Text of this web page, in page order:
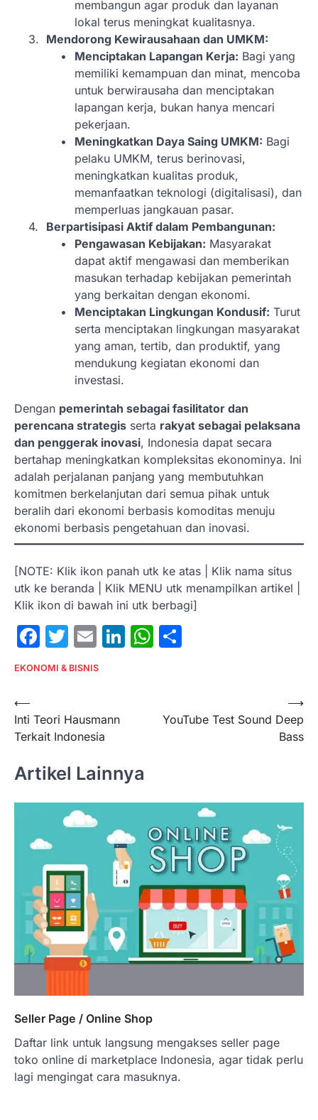
membangun agar produk dan layanan
lokal terus meningkat kualitasnya.
Mendorong Kewirausahaan dan UMKM:
Menciptakan Lapangan Kerja: Bagi yang
memiliki kemampuan dan minat, mencoba
untuk berwirausaha dan menciptakan
lapangan kerja, bukan hanya mencari
pekerjaan.
Meningkatkan Daya Saing UMKM: Bagi
pelaku UMKM, terus berinovasi,
meningkatkan kualitas produk,
memanfaatkan teknologi (digitalisasi), dan
memperluas jangkauan pasar.
Berpartisipasi Aktif dalam Pembangunan:
Pengawasan Kebijakan: Masyarakat
dapat aktif mengawasi dan memberikan
masukan terhadap kebijakan pemerintah
yang berkaitan dengan ekonomi.
Menciptakan Lingkungan Kondusif: Turut
serta menciptakan lingkungan masyarakat
yang aman, tertib, dan produktif, yang
mendukung kegiatan ekonomi dan
investasi.
Dengan pemerintah sebagai fasilitator dan
perencana strategis serta rakyat sebagai pelaksana
dan penggerak inovasi, Indonesia dapat secara
bertahap meningkatkan kompleksitas ekonominya. Ini
adalah perjalanan panjang yang membutuhkan
komitmen berkelanjutan dari semua pihak untuk
beralih dari ekonomi berbasis komoditas menuju
ekonomi berbasis pengetahuan dan inovasi.
[NOTE: Klik ikon panah utk ke atas | Klik nama situs
utk ke beranda | Klik MENU utk menampilkan artikel |
Klik ikon di bawah ini utk berbagi]
Facebook
Twitter
EmailLinkedIn
WhatsApp
EKONOMI & BISNIS
Post
navigation
⟵
Inti Teori Hausmann
Terkait Indonesia
YouTube Test Sound Deep
Bass
⟶
Artikel Lainnya
Seller Page / Online Shop
Daftar link untuk langsung mengakses seller page
toko online di marketplace Indonesia, agar tidak perlu
lagi mengingat cara masuknya.